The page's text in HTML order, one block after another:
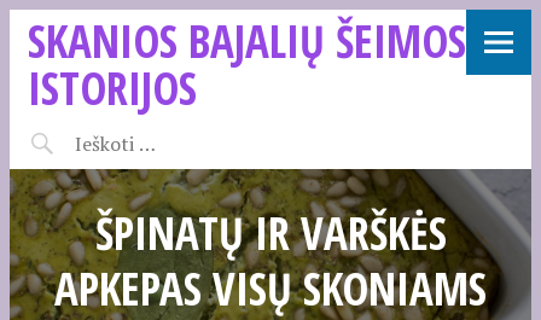
SKANIOS BAJALIŲ ŠEIMOS
ISTORIJOS
ŠPINATŲ IR VARŠKĖS
APKEPAS VISŲ SKONIAMS